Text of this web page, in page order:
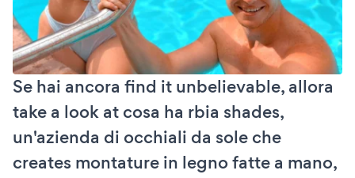
Se hai ancora find it unbelievable, allora
take a look at cosa ha rbia shades,
un'azienda di occhiali da sole che
creates montature in legno fatte a mano,